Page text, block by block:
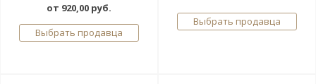
от 920,00 руб.
Выбрать продавца
Выбрать продавца